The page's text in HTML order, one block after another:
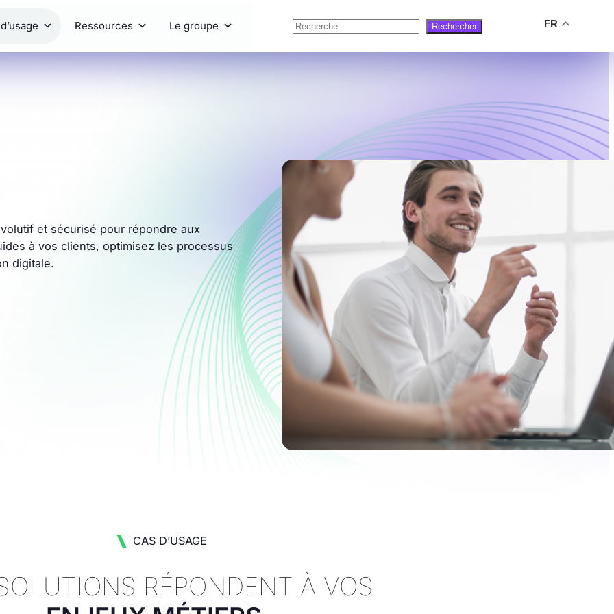
Ressources Le groupe Rechercher FR
et sécurisé pour répondre aux
à vos clients, optimisez les processus
digitale.
CAS D’USAGE
RÉPONDENT À VOS